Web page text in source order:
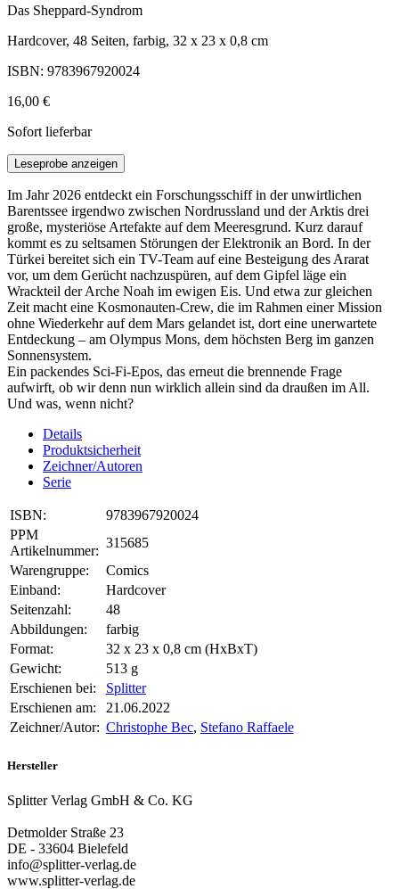
Das Sheppard-Syndrom
Hardcover, 48 Seiten, farbig, 32 x 23 x 0,8 cm
ISBN: 9783967920024
16,00 €
Sofort lieferbar
Leseprobe anzeigen
Im Jahr 2026 entdeckt ein Forschungsschiff in der unwirtlichen
Barentssee irgendwo zwischen Nordrussland und der Arktis drei
große, mysteriöse Artefakte auf dem Meeresgrund. Kurz darauf
kommt es zu seltsamen Störungen der Elektronik an Bord. In der
Türkei bereitet sich ein TV-Team auf eine Besteigung des Ararat
vor, um dem Gerücht nachzuspüren, auf dem Gipfel läge ein
Wrackteil der Arche Noah im ewigen Eis. Und etwa zur gleichen
Zeit macht eine Kosmonauten-Crew, die im Rahmen einer Mission
ohne Wiederkehr auf dem Mars gelandet ist, dort eine unerwartete
Entdeckung – am Olympus Mons, dem höchsten Berg im ganzen
Sonnensystem.
Ein packendes Sci-Fi-Epos, das erneut die brennende Frage
aufwirft, ob wir denn nun wirklich allein sind da draußen im All.
Und was, wenn nicht?
Details
Produktsicherheit
Zeichner/Autoren
Serie
ISBN:
9783967920024
PPM
Artikelnummer:
315685
Warengruppe:
Comics
Einband:
Hardcover
Seitenzahl:
48
Abbildungen:
farbig
Format:
32 x 23 x 0,8 cm (HxBxT)
Gewicht:
513 g
Erschienen bei:
Splitter
Erschienen am:
21.06.2022
Zeichner/Autor: Christophe Bec, Stefano Raffaele
Hersteller
Splitter Verlag GmbH & Co. KG
Detmolder Straße 23
DE - 33604 Bielefeld
info@splitter-verlag.de
www.splitter-verlag.de